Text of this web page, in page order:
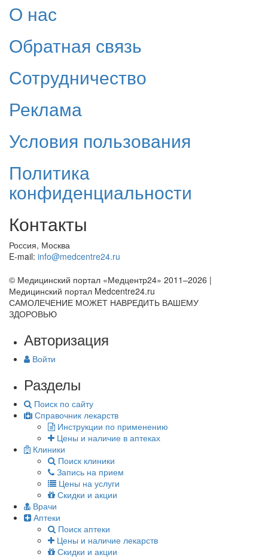
О нас
Обратная связь
Сотрудничество
Реклама
Условия пользования
Политика
конфиденциальности
Контакты
Россия, Москва
E-mail: info@medcentre24.ru
© Медицинский портал «Медцентр24» 2011–2026 |
Медицинский портал Medcentre24.ru
САМОЛЕЧЕНИЕ МОЖЕТ НАВРЕДИТЬ ВАШЕМУ
ЗДОРОВЬЮ
Авторизация
Войти
Разделы
Поиск по сайту
Справочник лекарств
Инструкции по применению
Цены и наличие в аптеках
Клиники
Поиск клиники
Запись на прием
Цены на услуги
Скидки и акции
Врачи
Аптеки
Поиск аптеки
Цены и наличие лекарств
Скидки и акции